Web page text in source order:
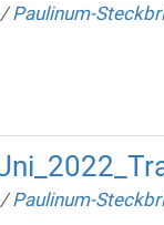
/Paulinum-
/Paulinum-